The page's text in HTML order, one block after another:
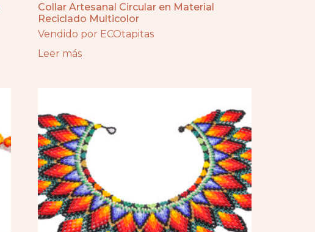
Collar Artesanal Circular en Material
Reciclado Multicolor
Vendido por ECOtapitas
Leer más